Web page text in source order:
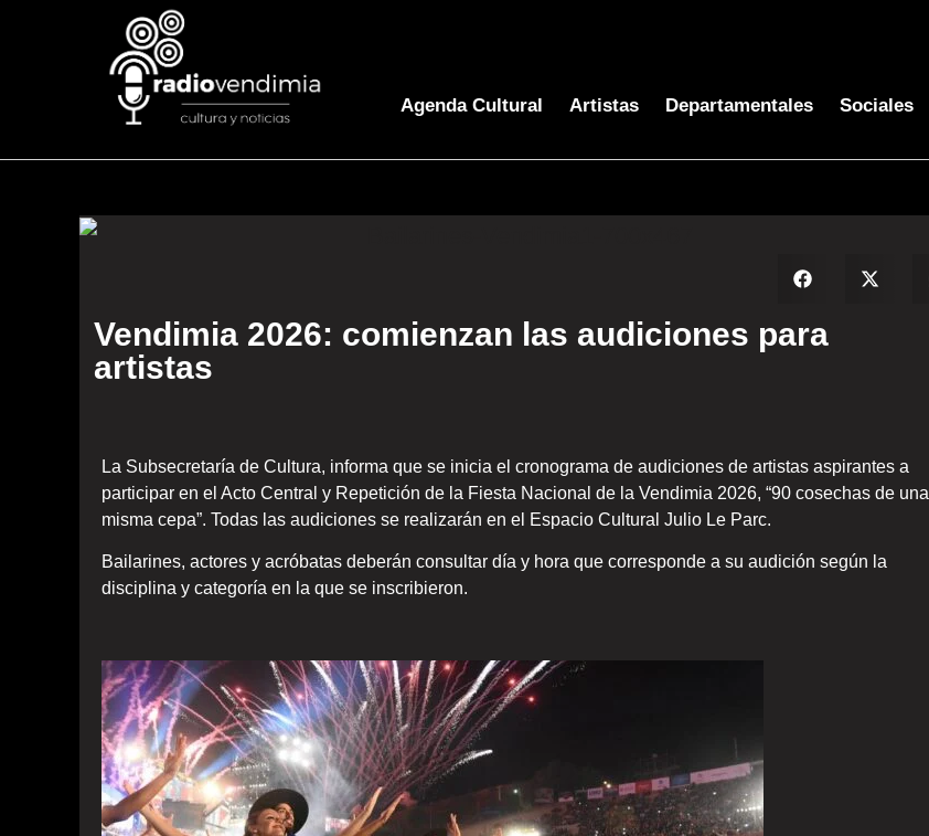
Agenda Cultural Artistas Departamentales Sociales
Vendimia 2026: comienzan las audiciones para
artistas
La Subsecretaría de Cultura, informa que se inicia el cronograma de audiciones de artistas aspirantes a
participar en el Acto Central y Repetición de la Fiesta Nacional de la Vendimia 2026, “90 cosechas de una
misma cepa”. Todas las audiciones se realizarán en el Espacio Cultural Julio Le Parc.
Bailarines, actores y acróbatas deberán consultar día y hora que corresponde a su audición según la
disciplina y categoría en la que se inscribieron.